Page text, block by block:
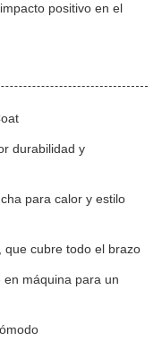
positivo en el
durabilidad y
para calor y estilo
que cubre todo el brazo
máquina para un